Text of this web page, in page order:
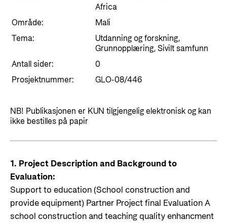
Styresett og økonomisk utvikling
Statsgarantiordningen for investeringer i
Norad - Partnerskap med privat sektor
Viktige dokumenter og lenker
Partnerfordeling
Evalueringer (Norec)
Historie
Kontakt
Norads Varslingstjeneste
Postjournal
Personvern
Africa
Område:
Mali
Tema:
Utdanning og forskning,
Grunnopplæring, Sivilt samfunn
Antall sider:
0
Prosjektnummer:
GLO-08/446
NB! Publikasjonen er KUN tilgjengelig elektronisk og kan
ikke bestilles på papir
1. Project Description and Background to
Evaluation:
Support to education (School construction and
provide equipment) Partner Project final Evaluation A
school construction and teaching quality enhancment